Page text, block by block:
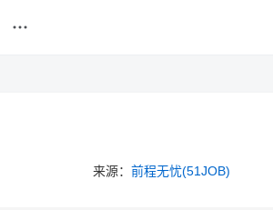
来源：前程无忧(51JOB)